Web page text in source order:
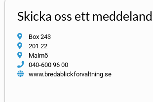
Skicka oss ett
Box 243
201 22
Malmö
040-600 96 00
www.bredablickforvaltning.se